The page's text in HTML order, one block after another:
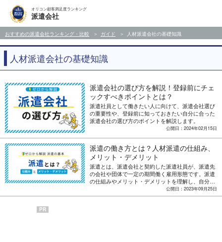
オリコン顧客満足度ランキング
派遣会社
おすすめの派遣会社ランキング・比較 ガイド 人材派遣会社の基礎知識
人材派遣会社の基礎知識
派遣会社の選び方を解説！登録前にチェ
ックすべきポイントとは？
派遣社員として働きたい人に向けて、派遣会社選び
の重要性や、登録前に知っておきたい自分に合った
派遣会社の選び方のポイントを解説します。
公開日：2024年02月15日
派遣の働き方とは？人材派遣の仕組み、
メリット・デメリット
派遣とは、派遣会社と契約した派遣社員が、派遣先
の会社や団体で一定の期間働く雇用形態です。派遣
の仕組みやメリット・デメリットを理解し、自分に
合った働き方を選ぶことが大切です。派遣は、一時
的な雇用や柔軟な働き方を求める人にとって一つの
公開日：2023年09月25日
PR